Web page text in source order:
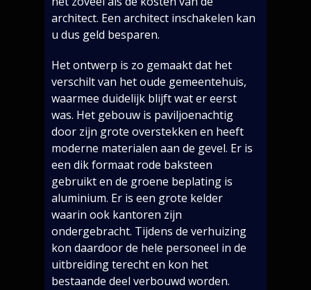
architect. Een architect inschakelen kan
u dus geld besparen.
Het ontwerp is zo gemaakt dat het
verschilt van het oude gemeentehuis,
waarmee duidelijk blijft wat er eerst
was. Het gebouw is paviljoenachtig
door zijn grote overstekken en heeft
moderne materialen aan de gevel. Er is
een dik formaat rode baksteen
gebruikt en de groene beplating is
aluminium. Er is een grote kelder
waarin ook kantoren zijn
ondergebracht. Tijdens de verhuizing
kon daardoor de hele personeel in de
uitbreiding terecht en kon het
bestaande deel verbouwd worden.